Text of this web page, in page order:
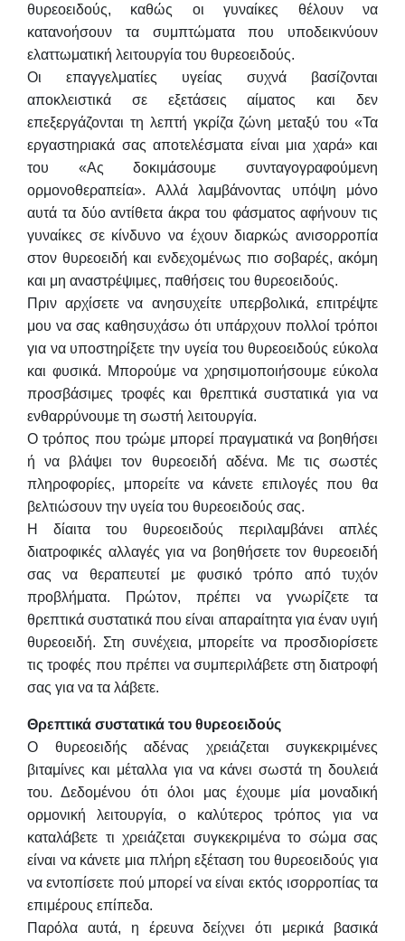
θυρεοειδούς, καθώς οι γυναίκες θέλουν να
κατανοήσουν τα συμπτώματα που υποδεικνύουν
ελαττωματική λειτουργία του θυρεοειδούς.
Οι επαγγελματίες υγείας συχνά βασίζονται
αποκλειστικά σε εξετάσεις αίματος και δεν
επεξεργάζονται τη λεπτή γκρίζα ζώνη μεταξύ του «Τα
εργαστηριακά σας αποτελέσματα είναι μια χαρά» και
του «Ας δοκιμάσουμε συνταγογραφούμενη
ορμονοθεραπεία». Αλλά λαμβάνοντας υπόψη μόνο
αυτά τα δύο αντίθετα άκρα του φάσματος αφήνουν τις
γυναίκες σε κίνδυνο να έχουν διαρκώς ανισορροπία
στον θυρεοειδή και ενδεχομένως πιο σοβαρές, ακόμη
και μη αναστρέψιμες, παθήσεις του θυρεοειδούς.
Πριν αρχίσετε να ανησυχείτε υπερβολικά, επιτρέψτε
μου να σας καθησυχάσω ότι υπάρχουν πολλοί τρόποι
για να υποστηρίξετε την υγεία του θυρεοειδούς εύκολα
και φυσικά. Μπορούμε να χρησιμοποιήσουμε εύκολα
προσβάσιμες τροφές και θρεπτικά συστατικά για να
ενθαρρύνουμε τη σωστή λειτουργία.
Ο τρόπος που τρώμε μπορεί πραγματικά να βοηθήσει
ή να βλάψει τον θυρεοειδή αδένα. Με τις σωστές
πληροφορίες, μπορείτε να κάνετε επιλογές που θα
βελτιώσουν την υγεία του θυρεοειδούς σας.
Η δίαιτα του θυρεοειδούς περιλαμβάνει απλές
διατροφικές αλλαγές για να βοηθήσετε τον θυρεοειδή
σας να θεραπευτεί με φυσικό τρόπο από τυχόν
προβλήματα. Πρώτον, πρέπει να γνωρίζετε τα
θρεπτικά συστατικά που είναι απαραίτητα για έναν υγιή
θυρεοειδή. Στη συνέχεια, μπορείτε να προσδιορίσετε
τις τροφές που πρέπει να συμπεριλάβετε στη διατροφή
σας για να τα λάβετε.
Θρεπτικά συστατικά του θυρεοειδούς
Ο θυρεοειδής αδένας χρειάζεται συγκεκριμένες
βιταμίνες και μέταλλα για να κάνει σωστά τη δουλειά
του. Δεδομένου ότι όλοι μας έχουμε μία μοναδική
ορμονική λειτουργία, ο καλύτερος τρόπος για να
καταλάβετε τι χρειάζεται συγκεκριμένα το σώμα σας
είναι να κάνετε μια πλήρη εξέταση του θυρεοειδούς για
να εντοπίσετε πού μπορεί να είναι εκτός ισορροπίας τα
επιμέρους επίπεδα.
Παρόλα αυτά, η έρευνα δείχνει ότι μερικά βασικά